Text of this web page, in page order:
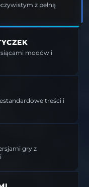
z pełną
modów i
treści i
gry z